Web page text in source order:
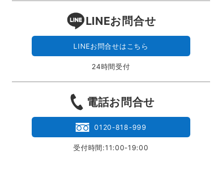
LINEお問合せ
LINEお問合せはこちら
24時間受付
電話お問合せ
0120-818-999
受付時間:11:00-19:00